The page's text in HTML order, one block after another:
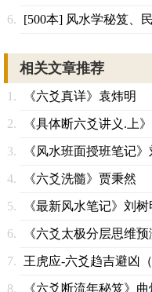
[500本] 风水学秘笈、
相关文章推荐
《六爻真详》袁炜明
《具体断六爻讲义.上
《风水班面授班笔记》
《六爻洗髓》贾秉然
《最新风水笔记》刘树
《六爻太极分层思维
王虎应-六爻趋吉避凶
《六爻断流年秘笈》曲